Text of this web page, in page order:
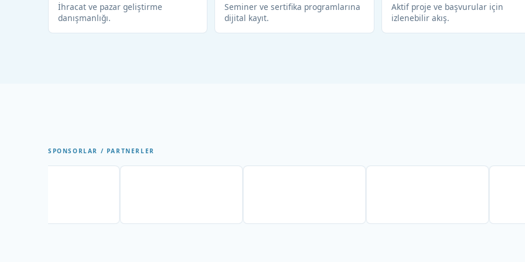
İhracat ve pazar geliştirme
danışmanlığı.
Seminer ve sertifika programlarına
dijital kayıt.
Aktif proje ve başvurular için
izlenebilir akış.
SPONSORLAR / PARTNERLER